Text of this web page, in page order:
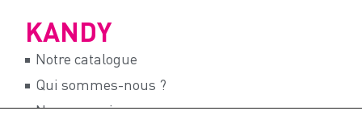
KANDY
Notre catalogue
Qui sommes-nous ?
Nos magasins